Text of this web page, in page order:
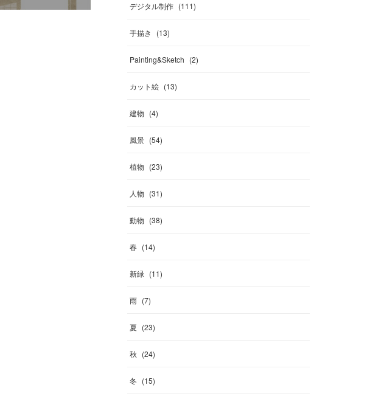
デジタル制作 (111)
手描き (13)
Painting&Sketch (2)
カット絵 (13)
建物 (4)
風景 (54)
植物 (23)
人物 (31)
動物 (38)
春 (14)
新緑 (11)
雨 (7)
夏 (23)
秋 (24)
冬 (15)